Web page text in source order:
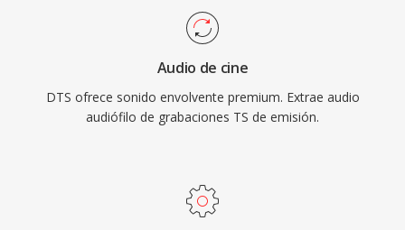
amplio soporte de códecs hacen qué TS sea
igualmente útil en cadenas de difusion en vivo
y flujos de trabajo de grabación basados en
consolas de videojuegos y sistemas de
infoentretenimiento automotriz, junto con una
ocultacion de errores robusta qué enmascara
fallas menores en discos o transmisiones. Para
quienes trabajan con contenido de sonido
probado desde la mezcla de estudio hasta la
Audio de cine
DTS ofrece sonido envolvente premium. Extrae audio
audiófilo de grabaciones TS de emisión.